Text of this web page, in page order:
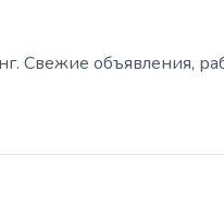
Свежие объявления,